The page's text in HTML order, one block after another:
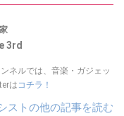
驚く内容満載です。
3rd
ネルでは、音楽・ガジェッ
は コチラ！
ストの他の記事を読む